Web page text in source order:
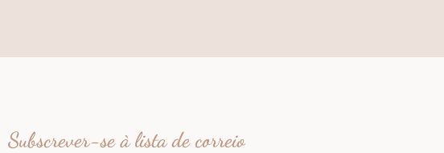
Subscrever-se à lista de correio